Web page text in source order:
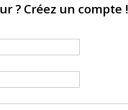
? Créez un compte !